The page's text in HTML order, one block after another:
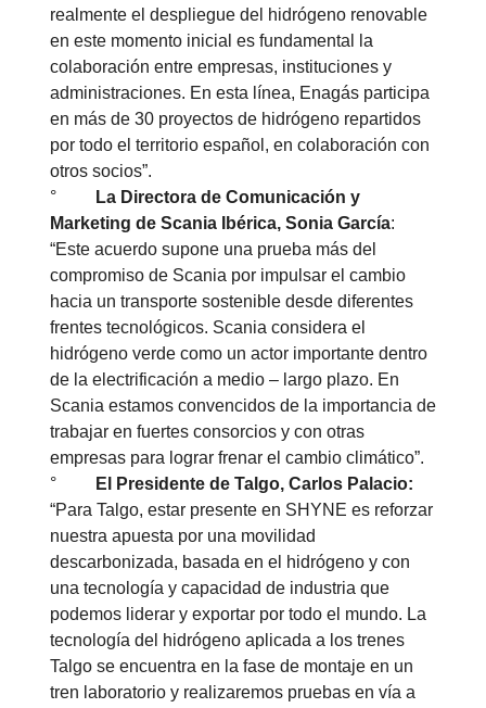
realmente el despliegue del hidrógeno renovable
en este momento inicial es fundamental la
colaboración entre empresas, instituciones y
administraciones. En esta línea, Enagás participa
en más de 30 proyectos de hidrógeno repartidos
por todo el territorio español, en colaboración con
otros socios”.
°
La Directora de Comunicación y
Marketing de Scania Ibérica, Sonia García:
“Este acuerdo supone una prueba más del
compromiso de Scania por impulsar el cambio
hacia un transporte sostenible desde diferentes
frentes tecnológicos. Scania considera el
hidrógeno verde como un actor importante dentro
de la electrificación a medio – largo plazo. En
Scania estamos convencidos de la importancia de
trabajar en fuertes consorcios y con otras
empresas para lograr frenar el cambio climático”.
°
El Presidente de Talgo, Carlos Palacio:
“Para Talgo, estar presente en SHYNE es reforzar
nuestra apuesta por una movilidad
descarbonizada, basada en el hidrógeno y con
una tecnología y capacidad de industria que
podemos liderar y exportar por todo el mundo. La
tecnología del hidrógeno aplicada a los trenes
Talgo se encuentra en la fase de montaje en un
tren laboratorio y realizaremos pruebas en vía a